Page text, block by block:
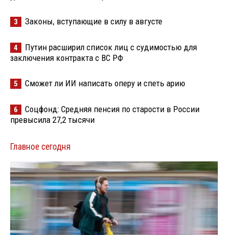
3 Законы, вступающие в силу в августе
4
Путин расширил список лиц с судимостью для
заключения контракта с ВС РФ
5 Сможет ли ИИ написать оперу и спеть арию
6
Соцфонд: Средняя пенсия по старости в России
превысила 27,2 тысячи
Главное сегодня